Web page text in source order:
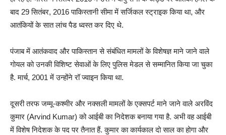
बाद 29 सितंबर, 2016 पाकिस्तानी सीमा में सर्जिकल स्ट्राइक किया था, और
आतंकियों के सात लांच पैड ध्वस्त कर दिए थे.
पंजाब में आतंकवाद और पाकिस्तान से संबंधित मामलों के विशेषज्ञ माने जाने वाले
गोयल को उनकी विशिष्ट सेवाओं के लिए पुलिस मेडल से सम्मानित किया जा चुका
है. मार्च, 2001 में उन्होंने रॉ ज्वाइन किया था.
दूसरी तरफ जम्मू-कश्मीर और नक्सली मामलों के एक्सपर्ट माने जाने वाले अरविंद
कुमार (Arvind Kumar) को आईबी का निदेशक बनाया गया है. अभी वह आईबी
में विशेष निदेशक के पद पर तैनात हैं. कुमार का कार्यकाल दो साल का होगा और